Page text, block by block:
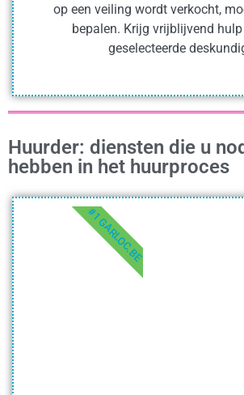
op een veiling wordt verkocht,
bepalen. Krijg vrijblijvend
geselecteerde
Huurder: diensten die u
hebben in het huurproces
#1 GARLOC.BE